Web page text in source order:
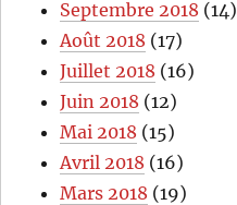
Septembre 2018 (14)
Août 2018 (17)
Juillet 2018 (16)
Juin 2018 (12)
Mai 2018 (15)
Avril 2018 (16)
Mars 2018 (19)